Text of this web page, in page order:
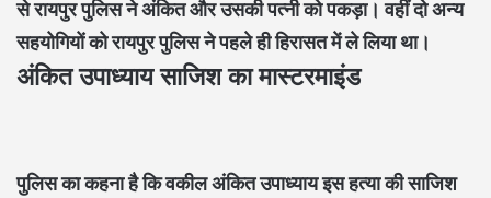
से रायपुर पुलिस ने अंकित और उसकी पत्नी को पकड़ा। वहीं दो अन्य
सहयोगियों को रायपुर पुलिस ने पहले ही हिरासत में ले लिया था।
अंकित उपाध्याय साजिश का मास्टरमाइंड
पुलिस का कहना है कि वकील अंकित उपाध्याय इस हत्या की साजिश